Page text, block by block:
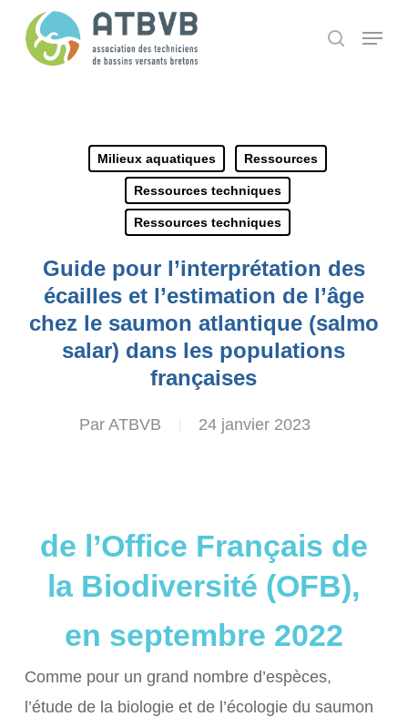
search
Menu
Milieux aquatiques Ressources
Ressources techniques
Ressources techniques
Guide pour l’interprétation des
écailles et l’estimation de l’âge
chez le saumon atlantique (salmo
salar) dans les populations
françaises
Par ATBVB 24 janvier 2023
de l’Office Français de
la Biodiversité (OFB),
en septembre 2022
Comme pour un grand nombre d’espèces,
l’étude de la biologie et de l’écologie du saumon
Panneau de gestion des cookies